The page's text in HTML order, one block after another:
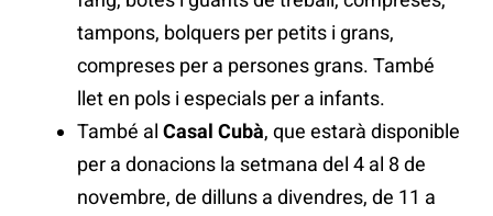
tampons, bolquers per petits i grans,
compreses per a persones grans. També
llet en pols i especials per a infants.
També al Casal Cubà, que estarà disponible
per a donacions la setmana del 4 al 8 de
novembre, de dilluns a divendres, de 11 a